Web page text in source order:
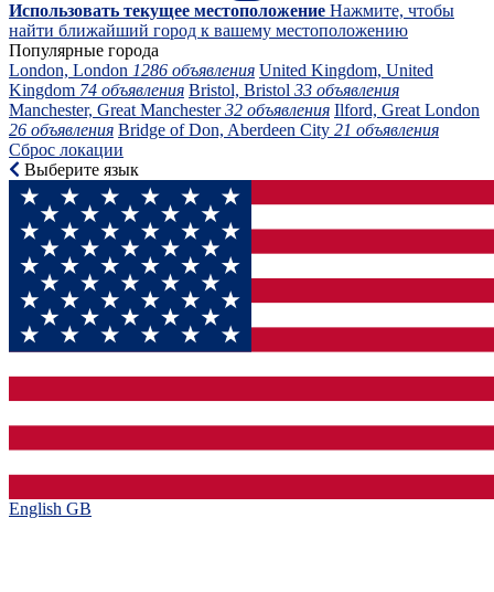
Использовать текущее местоположение Нажмите, чтобы
найти ближайший город к вашему местоположению
Популярные города
London, London 1286 объявления United Kingdom, United
Kingdom 74 объявления Bristol, Bristol 33 объявления
Manchester, Great Manchester32 объявления Ilford, Great London
26 объявления Bridge of Don, Aberdeen City 21 объявления
Сброс локации
Выберите язык
English GB‎